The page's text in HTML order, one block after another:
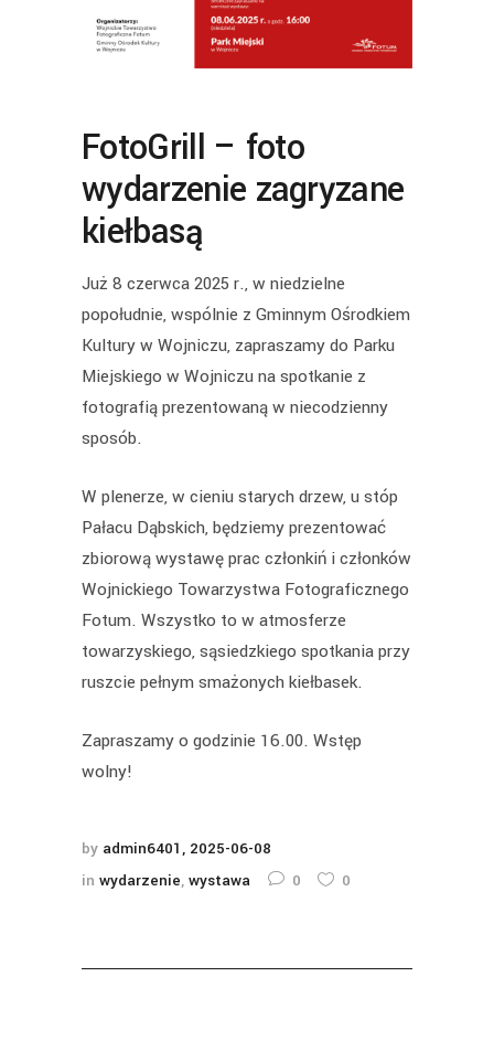
FotoGrill – foto
wydarzenie zagryzane
kiełbasą
Już 8 czerwca 2025 r., w niedzielne
popołudnie, wspólnie z Gminnym Ośrodkiem
Kultury w Wojniczu, zapraszamy do Parku
Miejskiego w Wojniczu na spotkanie z
fotografią prezentowaną w niecodzienny
sposób.
W plenerze, w cieniu starych drzew, u stóp
Pałacu Dąbskich, będziemy prezentować
zbiorową wystawę prac członkiń i członków
Wojnickiego Towarzystwa Fotograficznego
Fotum. Wszystko to w atmosferze
towarzyskiego, sąsiedzkiego spotkania przy
ruszcie pełnym smażonych kiełbasek.
Zapraszamy o godzinie 16.00. Wstęp
wolny!
by admin6401 2025-06-08
in wydarzenie, wystawa 0 0